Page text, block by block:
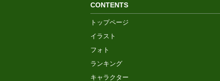
CONTENTS
トップページ
イラスト
フォト
ランキング
キャラクター